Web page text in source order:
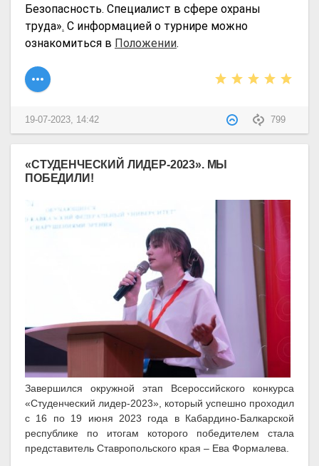
Безопасность. Специалист в сфере охраны
труда». С информацией о турнире можно
ознакомиться в Положении.
799
19-07-2023, 14:42
«СТУДЕНЧЕСКИЙ ЛИДЕР-2023». МЫ
ПОБЕДИЛИ!
Завершился окружной этап Всероссийского конкурса
«Студенческий лидер-2023», который успешно проходил
с 16 по 19 июня 2023 года в Кабардино-Балкарской
республике по итогам которого победителем стала
представитель Ставропольского края – Ева Формалева.